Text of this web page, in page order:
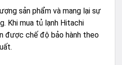
sản phẩm và mang lại sự
Khi mua tủ lạnh Hitachi
được chế độ bảo hành theo